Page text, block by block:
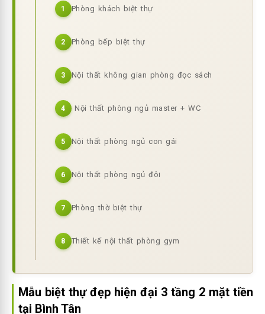
1 Phòng khách biệt thự
2 Phòng bếp biệt thự
3 Nội thất không gian phòng đọc sách
4 Nội thất phòng ngủ master + WC
5 Nội thất phòng ngủ con gái
6 Nội thất phòng ngủ đôi
7 Phòng thờ biệt thự
8 Thiết kế nội thất phòng gym
Mẫu biệt thự đẹp hiện đại 3 tầng 2 mặt tiền
tại Bình Tân